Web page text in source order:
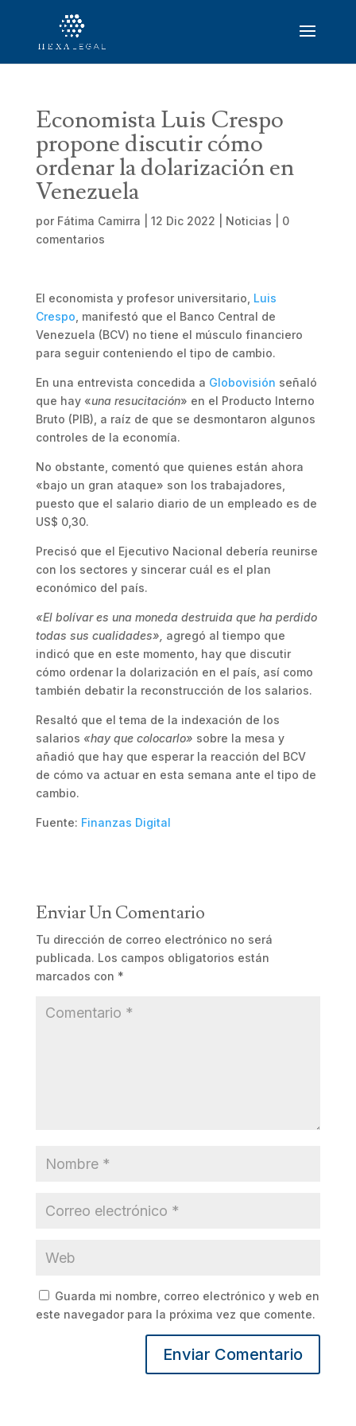
Economista Luis Crespo
propone discutir cómo
ordenar la dolarización en
Venezuela
por Fátima Camirra 12 Dic 2022 Noticias
0
comentarios
El economista y profesor universitario, Luis
Crespo , manifestó que el Banco Central de
Venezuela (BCV) no tiene el músculo financiero
para seguir conteniendo el tipo de cambio.
En una entrevista concedida a Globovisión señaló
que hay «una resucitación» en el Producto Interno
Bruto (PIB), a raíz de que se desmontaron algunos
controles de la economía.
No obstante, comentó que quienes están ahora
«bajo un gran ataque» son los trabajadores,
puesto que el salario diario de un empleado es de
US$ 0,30.
Precisó que el Ejecutivo Nacional debería reunirse
con los sectores y sincerar cuál es el plan
económico del país.
«El bolívar es una moneda destruida que ha perdido
todas sus cualidades», agregó al tiempo que
indicó que en este momento, hay que discutir
cómo ordenar la dolarización en el país, así como
también debatir la reconstrucción de los salarios.
Resaltó que el tema de la indexación de los
salarios «hay que colocarlo» sobre la mesa y
añadió que hay que esperar la reacción del BCV
de cómo va actuar en esta semana ante el tipo de
cambio.
Fuente: Finanzas Digital
Enviar Un Comentario
Tu dirección de correo electrónico no será
publicada. Los campos obligatorios están
marcados con *
Guarda mi nombre, correo electrónico y web en
este navegador para la próxima vez que comente.